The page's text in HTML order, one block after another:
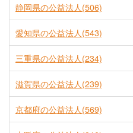
静岡県の公益法人(506)
愛知県の公益法人(543)
三重県の公益法人(234)
滋賀県の公益法人(239)
京都府の公益法人(569)